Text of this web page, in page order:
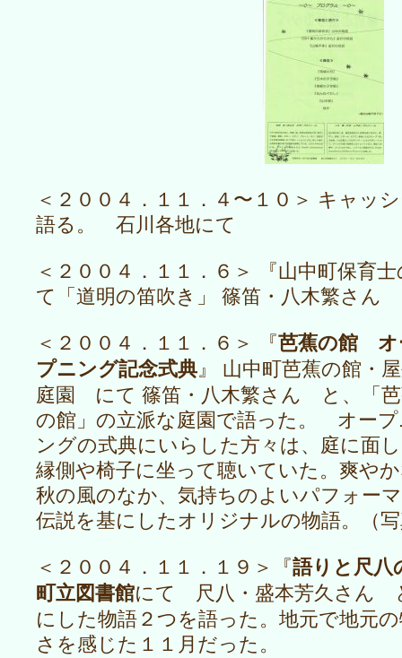
＜２００４．１１．４〜１０＞ キャ
語る。 石川各地にて
＜２００４．１１．６＞ 『山中町保
て「道明の笛吹き」 篠笛・八木繁さ
＜２００４．１１．６＞ 『芭蕉の館 オ
プニング記念式典』 山中町芭蕉の館・
庭園 にて 篠笛・八木繁さん と、「
の館」の立派な庭園で語った。 オー
ングの式典にいらした方々は、庭に面
縁側や椅子に坐って聴いていた。爽や
秋の風のなか、気持ちのよいパフォー
伝説を基にしたオリジナルの物語。（
＜２００４．１１．１９＞『語りと尺八
町立図書館にて 尺八・盛本芳久さん
にした物語２つを語った。地元で地元
さを感じた１１月だった。